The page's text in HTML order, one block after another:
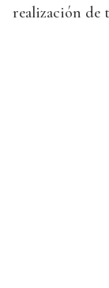
realización de